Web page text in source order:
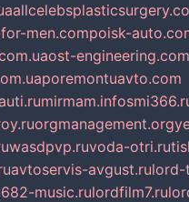
men.compoisk-
ost-engineering.com
poremontuavto.com
mirmam.info
orgmanagement.org
wasdpvp.ruvoda-otri.ru
avtoservis-avgust.rulord-
music.rulordfilm7.ru